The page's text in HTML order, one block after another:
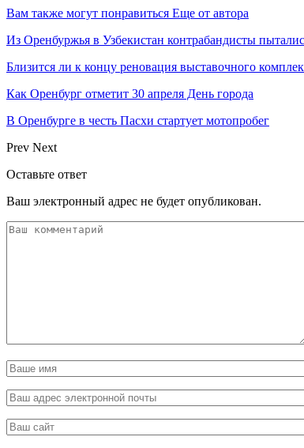
Вам также могут понравиться Еще от автора
Из Оренбуржья в Узбекистан контрабандисты
Близится ли к концу реновация выставочного
Как Оренбург отметит 30 апреля День города
В Оренбурге в честь Пасхи стартует мотопробег
Prev Next
Оставьте ответ
Ваш электронный адрес не будет опубликован.